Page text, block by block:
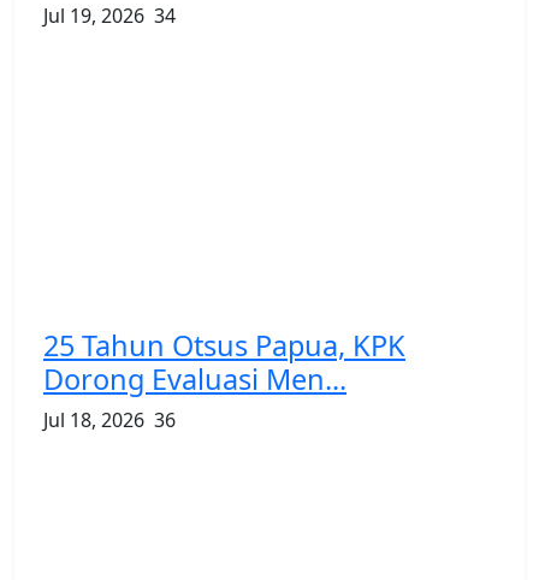
Jul 19, 2026 34
25 Tahun Otsus Papua, KPK
Dorong Evaluasi Men...
Jul 18, 2026 36